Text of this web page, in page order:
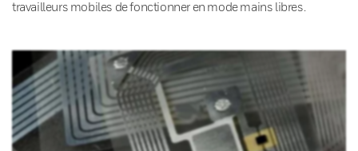
travailleurs mobiles de fonctionner en mode mains libres.